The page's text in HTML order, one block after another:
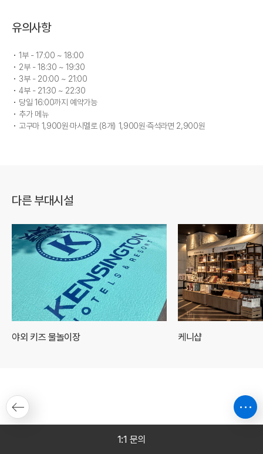
유의사항
1부 - 17:00 ~ 18:00
2부 - 18:30 ~ 19:30
3부 - 20:00 ~ 21:00
4부 - 21:30 ~ 22:30
당일 16:00까지 예약가능
추가 메뉴
고구마 1,900원·마시멜로 (8개) 1,900원·즉석라면 2,900원
다른 부대시설
야외 키즈 물놀이장 케니샵
1:1 문의